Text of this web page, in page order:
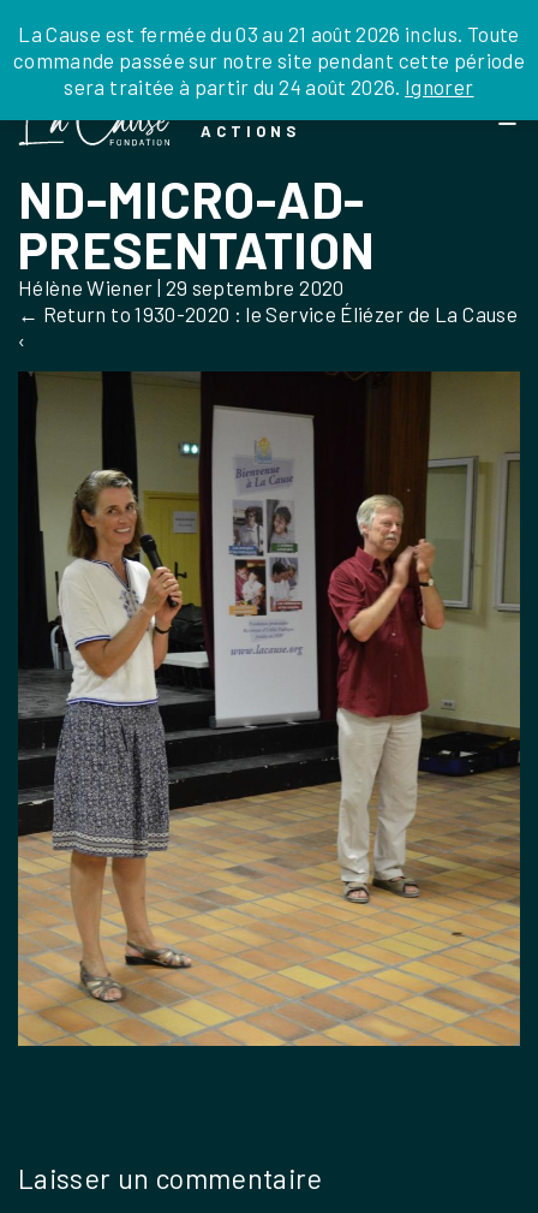
to
the
La Cause est fermée du 03 au 21 août 2026 inclus. Toute
commande passée sur notre site pendant cette période
sera traitée à partir du 24 août 2026. Ignorer
JE DONNE JE PARRAINE NOUS SOUTENIR
DEPUIS LA FRANCE
DEPUIS L’INTERNATIONAL
EN TANT QU’ORGANISATION
LEGS, LIBÉRALITÉS
0 ARTICLE
ACTIONS
ND-MICRO-AD-
PRESENTATION
Hélène Wiener | 29 septembre 2020
← Return to 1930-2020 : le Service Éliézer de La Cause
‹
Laisser un commentaire